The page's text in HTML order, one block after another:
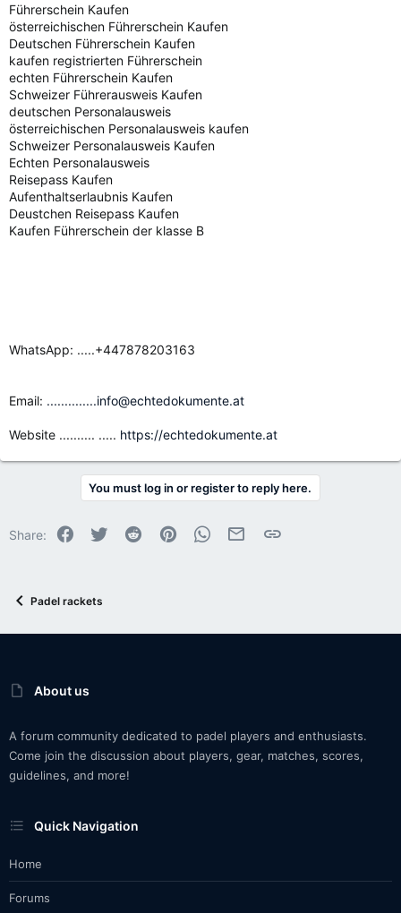
Führerschein Kaufen
österreichischen Führerschein Kaufen
Deutschen Führerschein Kaufen
kaufen registrierten Führerschein
echten Führerschein Kaufen
Schweizer Führerausweis Kaufen
deutschen Personalausweis
österreichischen Personalausweis kaufen
Schweizer Personalausweis Kaufen
Echten Personalausweis
Reisepass Kaufen
Aufenthaltserlaubnis Kaufen
Deustchen Reisepass Kaufen
Kaufen Führerschein der klasse B
WhatsApp: .....+447878203163
Email: ..............info@echtedokumente.at
Website .......... ..... https://echtedokumente.at
You must log in or register to reply here.
Share: Facebook
Twitter Reddit PinterestWhatsApp
Email Link
Padel rackets
About us
A forum community dedicated to padel players and enthusiasts.
Come join the discussion about players, gear, matches, scores,
guidelines, and more!
Quick Navigation
Home
Forums